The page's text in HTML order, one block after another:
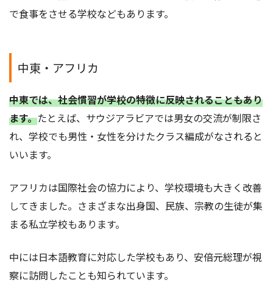
で食事をさせる学校などもあります。
中東・アフリカ
中東では、社会慣習が学校の特徴に反映されることもあり
ます。たとえば、サウジアラビアでは男女の交流が制限さ
れ、学校でも男性・女性を分けたクラス編成がなされると
いいます。
アフリカは国際社会の協力により、学校環境も大きく改善
してきました。さまざまな出身国、民族、宗教の生徒が集
まる私立学校もあります。
中には日本語教育に対応した学校もあり、安倍元総理が視
察に訪問したことも知られています。